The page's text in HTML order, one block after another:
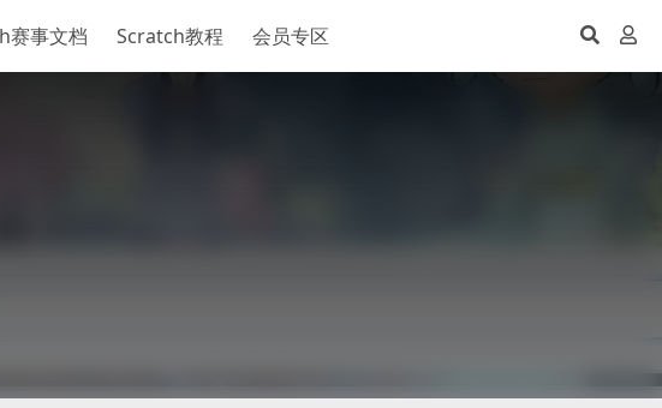
赛事文档 Scratch教程 会员专区